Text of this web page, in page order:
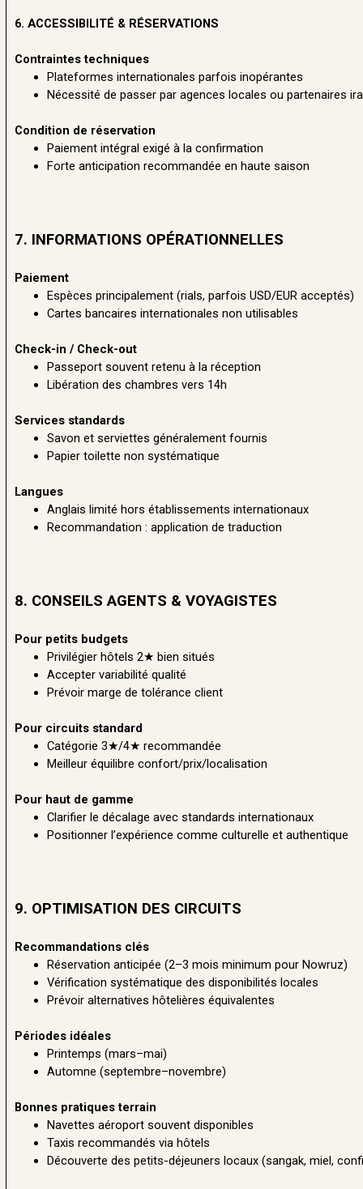
6. ACCESSIBILITÉ & RÉSERVATIONS
Contraintes techniques
Plateformes internationales parfois inopérantes
Nécessité de passer par agences locales ou partenaires
Condition de réservation
Paiement intégral exigé à la confirmation
Forte anticipation recommandée en haute saison
7. INFORMATIONS OPÉRATIONNELLES
Paiement
Espèces principalement (rials, parfois USD/EUR acceptés)
Cartes bancaires internationales non utilisables
Check-in / Check-out
Passeport souvent retenu à la réception
Libération des chambres vers 14h
Services standards
Savon et serviettes généralement fournis
Papier toilette non systématique
Langues
Anglais limité hors établissements internationaux
Recommandation : application de traduction
8. CONSEILS AGENTS & VOYAGISTES
Pour petits budgets
Privilégier hôtels 2★ bien situés
Accepter variabilité qualité
Prévoir marge de tolérance client
Pour circuits standard
Catégorie 3★/4★ recommandée
Meilleur équilibre confort/prix/localisation
Pour haut de gamme
Clarifier le décalage avec standards internationaux
Positionner l’expérience comme culturelle et authentique
9. OPTIMISATION DES CIRCUITS
Recommandations clés
Réservation anticipée (2–3 mois minimum pour Nowruz)
Vérification systématique des disponibilités locales
Prévoir alternatives hôtelières équivalentes
Périodes idéales
Printemps (mars–mai)
Automne (septembre–novembre)
Bonnes pratiques terrain
Navettes aéroport souvent disponibles
Taxis recommandés via hôtels
Découverte des petits-déjeuners locaux (sangak, miel,